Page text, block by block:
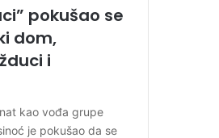
pokušao se
dom,
i
kao vođa grupe
je pokušao da se